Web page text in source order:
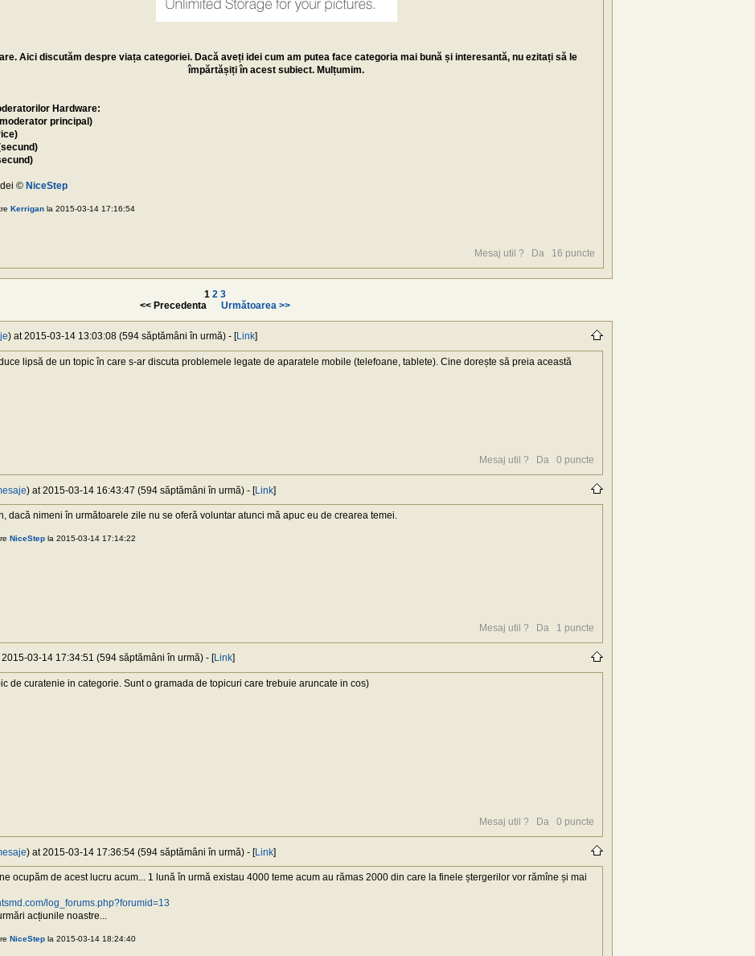
Aici discutăm despre viața categoriei. Dacă aveți idei cum am putea face categoria mai bună și interesantă, nu ezitați să le
împărtășiți în acest subiect. Mulțumim.
Hardware:
principal)
© NiceStep
Kerrigan la 2015-03-14 17:16:54
Mesaj util ? Da 16 puncte
1 2 3
<< Precedenta
Următoarea >>
) at 2015-03-14 13:03:08 (594 săptămâni în urmă) - [Link]
lipsă de un topic în care s-ar discuta problemele legate de aparatele mobile (telefoane, tablete). Cine dorește să preia această
Mesaj util ? Da 0 puncte
) at 2015-03-14 16:43:47 (594 săptămâni în urmă) - [Link]
dacă nimeni în următoarele zile nu se oferă voluntar atunci mă apuc eu de crearea temei.
NiceStep la 2015-03-14 17:14:22
Mesaj util ? Da 1 puncte
2015-03-14 17:34:51 (594 săptămâni în urmă) - [Link]
de curatenie in categorie. Sunt o gramada de topicuri care trebuie aruncate in cos)
Mesaj util ? Da 0 puncte
) at 2015-03-14 17:36:54 (594 săptămâni în urmă) - [Link]
ocupăm de acest lucru acum... 1 lună în urmă existau 4000 teme acum au rămas 2000 din care la finele ștergerilor vor rămîne și mai
log_forums.php?forumid=13
acțiunile noastre...
NiceStep la 2015-03-14 18:24:40